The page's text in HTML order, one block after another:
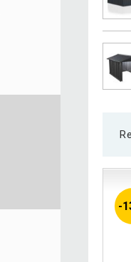
-